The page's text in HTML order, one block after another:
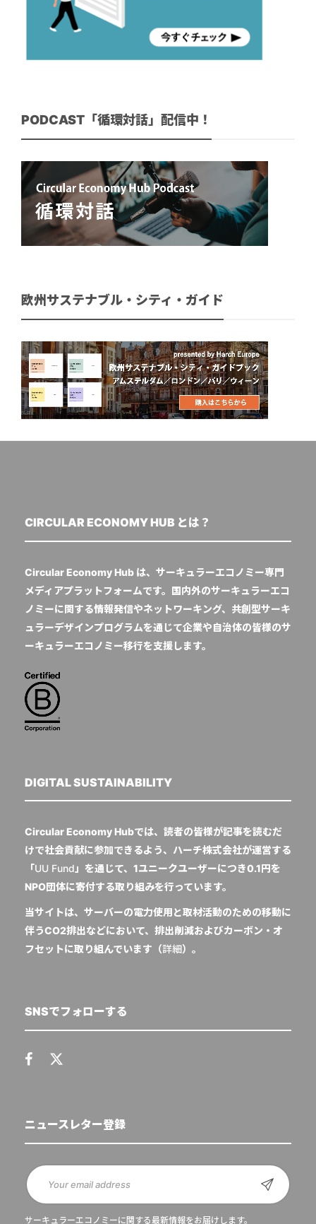
PODCAST「循環対話」配信中！
欧州サステナブル・シティ・ガイド
CIRCULAR ECONOMY HUB とは？
Circular Economy Hub は、サーキュラーエコノミー専門
メディアプラットフォームです。国内外のサーキュラーエコ
ノミーに関する情報発信やネットワーキング、共創型サーキ
ュラーデザインプログラムを通じて企業や自治体の皆様のサ
ーキュラーエコノミー移行を支援します。
DIGITAL SUSTAINABILITY
Circular Economy Hubでは、読者の皆様が記事を読むだ
けで社会貢献に参加できるよう、ハーチ株式会社が運営する
「UU Fund 」を通じて、1ユニークユーザーにつき0.1円を
NPO団体に寄付する取り組みを行っています。
当サイトは、サーバーの電力使用と取材活動のための移動に
伴うCO2排出などにおいて、排出削減およびカーボン・オ
フセットに取り組んでいます（詳細）。
SNSでフォローする
ニュースレター登録
サーキュラーエコノミーに関する最新情報をお届けします。